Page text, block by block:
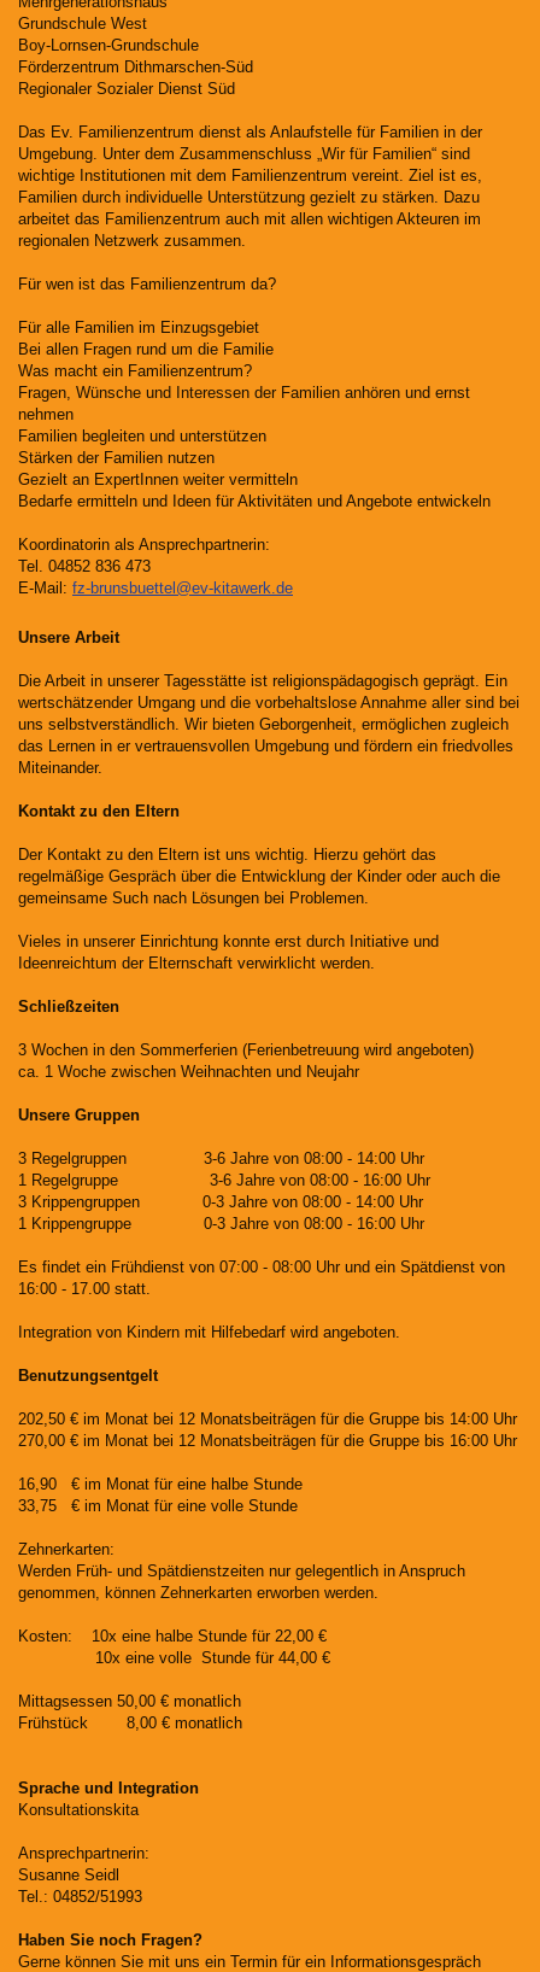
Grundschule West
Boy-Lornsen-Grundschule
Förderzentrum Dithmarschen-Süd
Regionaler Sozialer Dienst Süd
Das Ev. Familienzentrum dienst als Anlaufstelle für Familien in der
Umgebung. Unter dem Zusammenschluss „Wir für Familien“ sind
wichtige Institutionen mit dem Familienzentrum vereint. Ziel ist es,
Familien durch individuelle Unterstützung gezielt zu stärken. Dazu
arbeitet das Familienzentrum auch mit allen wichtigen Akteuren im
regionalen Netzwerk zusammen.
Für wen ist das Familienzentrum da?
Für alle Familien im Einzugsgebiet
Bei allen Fragen rund um die Familie
Was macht ein Familienzentrum?
Fragen, Wünsche und Interessen der Familien anhören und ernst
nehmen
Familien begleiten und unterstützen
Stärken der Familien nutzen
Gezielt an ExpertInnen weiter vermitteln
Bedarfe ermitteln und Ideen für Aktivitäten und Angebote entwickeln
Koordinatorin als Ansprechpartnerin:
Tel. 04852 836 473
E-Mail: fz-brunsbuettel@ev-kitawerk.de
Unsere Arbeit
Die Arbeit in unserer Tagesstätte ist religionspädagogisch geprägt. Ein
wertschätzender Umgang und die vorbehaltslose Annahme aller sind bei
uns selbstverständlich. Wir bieten Geborgenheit, ermöglichen zugleich
das Lernen in er vertrauensvollen Umgebung und fördern ein friedvolles
Miteinander.
Kontakt zu den Eltern
Der Kontakt zu den Eltern ist uns wichtig. Hierzu gehört das
regelmäßige Gespräch über die Entwicklung der Kinder oder auch die
gemeinsame Such nach Lösungen bei Problemen.
Vieles in unserer Einrichtung konnte erst durch Initiative und
Ideenreichtum der Elternschaft verwirklicht werden.
Schließzeiten
3 Wochen in den Sommerferien (Ferienbetreuung wird angeboten)
ca. 1 Woche zwischen Weihnachten und Neujahr
Unsere Gruppen
3 Regelgruppen 3-6 Jahre von 08:00 - 14:00 Uhr
1 Regelgruppe 3-6 Jahre von 08:00 - 16:00 Uhr
3 Krippengruppen 0-3 Jahre von 08:00 - 14:00 Uhr
1 Krippengruppe 0-3 Jahre von 08:00 - 16:00 Uhr
Es findet ein Frühdienst von 07:00 - 08:00 Uhr und ein Spätdienst von
16:00 - 17.00 statt.
Integration von Kindern mit Hilfebedarf wird angeboten.
Benutzungsentgelt
202,50 € im Monat bei 12 Monatsbeiträgen für die Gruppe bis 14:00 Uhr
270,00 € im Monat bei 12 Monatsbeiträgen für die Gruppe bis 16:00 Uhr
16,90 € im Monat für eine halbe Stunde
33,75 € im Monat für eine volle Stunde
Zehnerkarten:
Werden Früh- und Spätdienstzeiten nur gelegentlich in Anspruch
genommen, können Zehnerkarten erworben werden.
Kosten: 10x eine halbe Stunde für 22,00 €
10x eine volle Stunde für 44,00 €
Mittagsessen 50,00 € monatlich
Frühstück 8,00 € monatlich
Sprache und Integration
Konsultationskita
Ansprechpartnerin:
Susanne Seidl
Tel.: 04852/51993
Haben Sie noch Fragen?
Gerne können Sie mit uns ein Termin für ein Informationsgespräch